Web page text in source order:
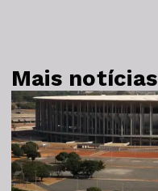
Mais notícias